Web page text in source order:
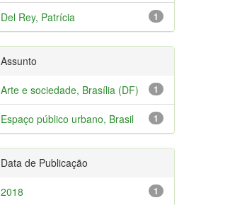
1
Del Rey, Patrícia
Assunto
1
Arte e sociedade, Brasília (DF)
1
Espaço público urbano, Brasil
Data de Publicação
1
2018